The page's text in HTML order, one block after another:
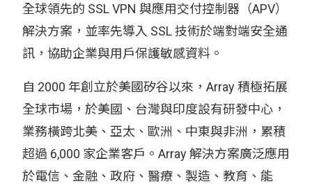
全球領先的 SSL VPN 與應用交付控制器（APV）
解決方案，並率先導入 SSL 技術於端對端安全通
訊，協助企業與用戶保護敏感資料。
自 2000 年創立於美國矽谷以來，Array 積極拓展
全球市場，於美國、台灣與印度設有研發中心，
業務橫跨北美、亞太、歐洲、中東與非洲，累積
超過 6,000 家企業客戶。Array 解決方案廣泛應用
於電信、金融、政府、醫療、製造、教育、能